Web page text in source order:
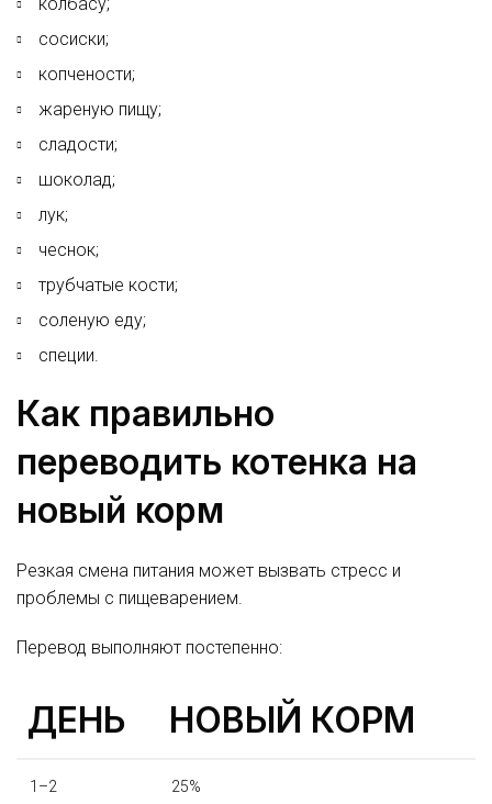
сосиски;
копчености;
жареную пищу;
сладости;
шоколад;
лук;
чеснок;
трубчатые кости;
соленую еду;
специи.
Как правильно
переводить котенка на
новый корм
Резкая смена питания может вызвать стресс и
проблемы с пищеварением.
Перевод выполняют постепенно:
ДЕНЬ НОВЫЙ КОРМ
1–2 25%